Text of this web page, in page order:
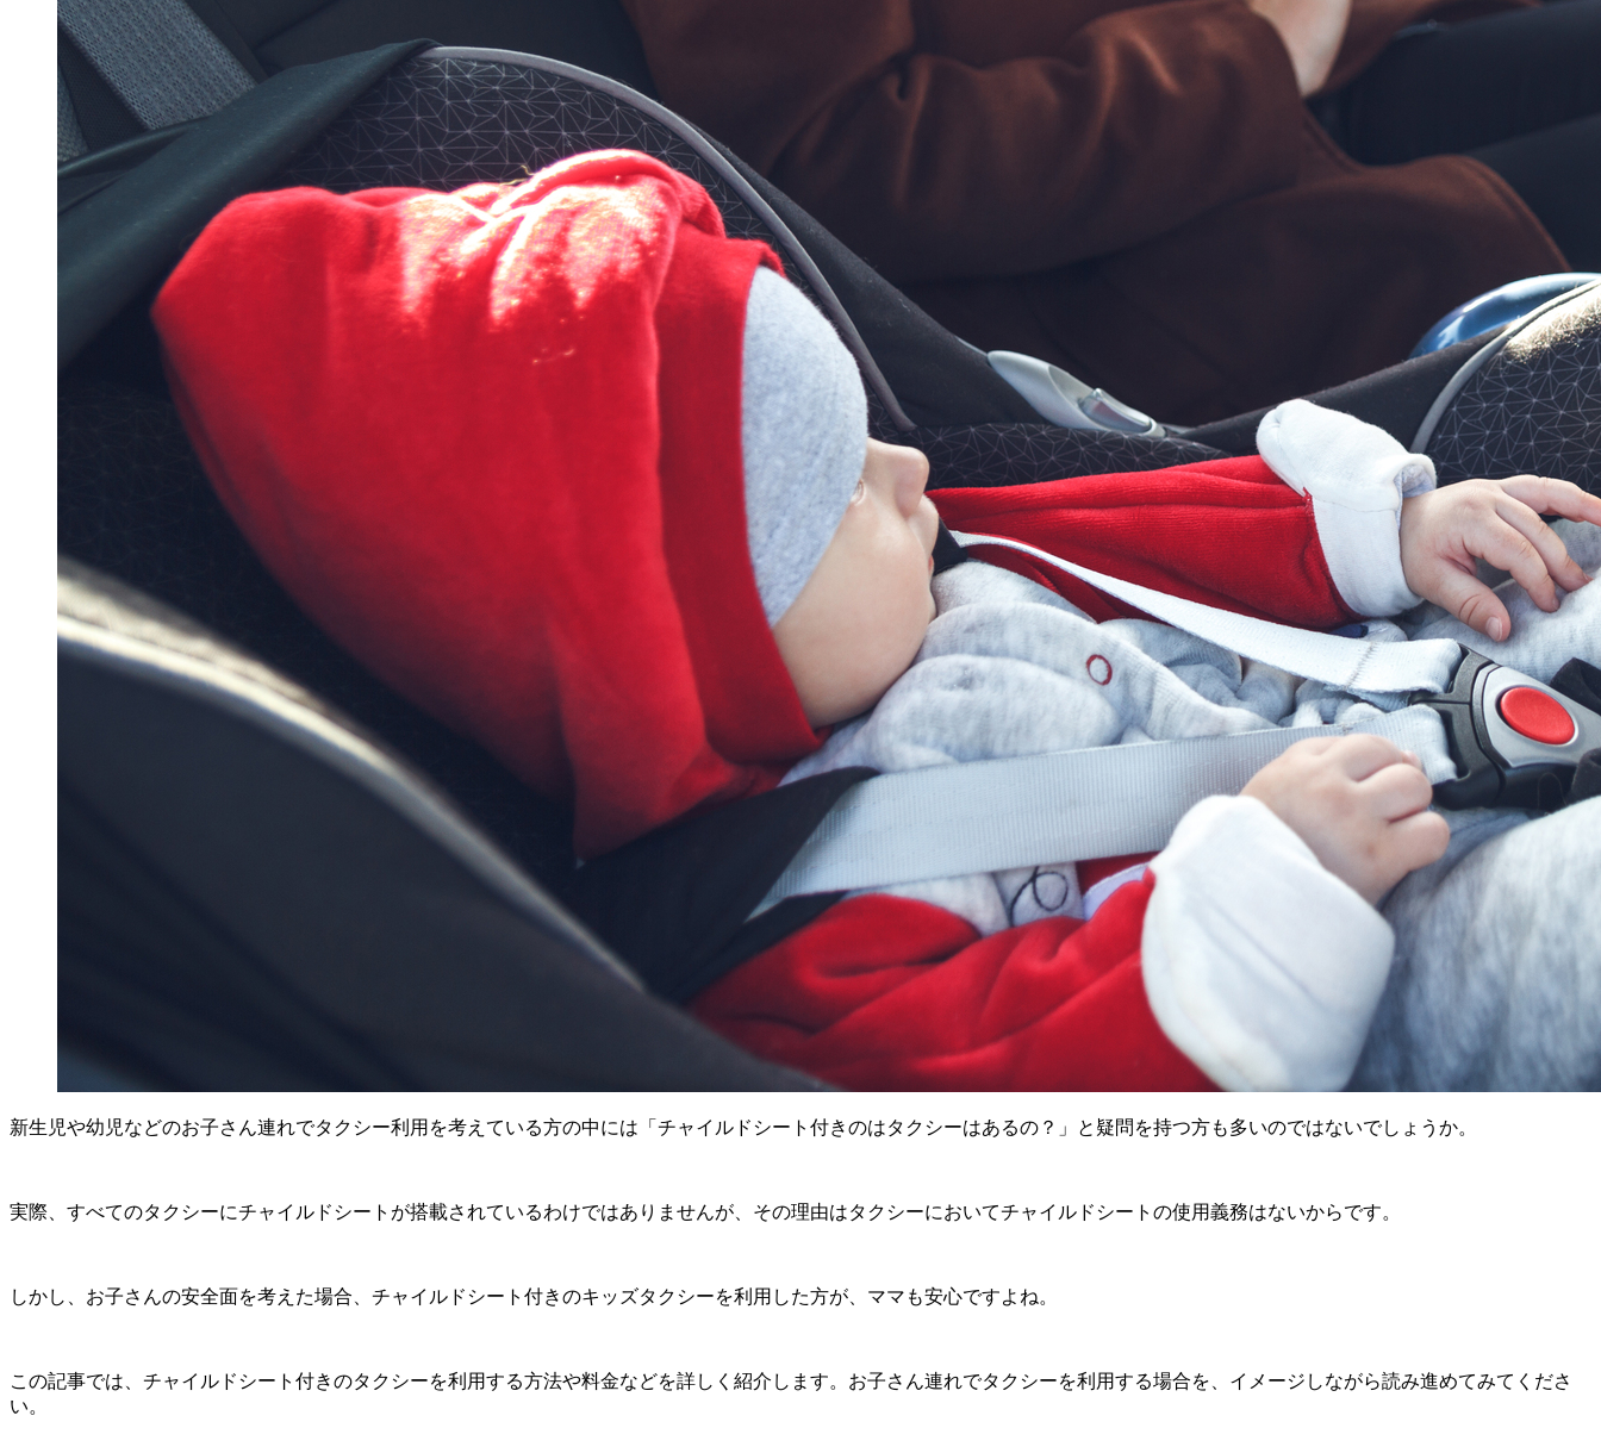
新生児や幼児などのお子さん連れでタクシー利用を考えている方の中には「チャイルドシート付きのはタクシーはあるの？」と疑問を持つ方も多いのではないでしょうか。
実際、すべてのタクシーにチャイルドシートが搭載されているわけではありませんが、その理由はタクシーにおいてチャイルドシートの使用義務はないからです。
しかし、お子さんの安全面を考えた場合、チャイルドシート付きのキッズタクシーを利用した方が、ママも安心ですよね。
この記事では、チャイルドシート付きのタクシーを利用する方法や料金などを詳しく紹介します。お子さん連れでタクシーを利用する場合を、イメージしながら読み進めてみてくださ
い。